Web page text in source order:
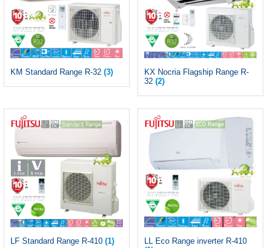
KM Standard Range R-32 (3)
KX Nocria Flagship Range R-
32 (2)
LF Standard Range R-410 (1)
LL Eco Range inverter R-410